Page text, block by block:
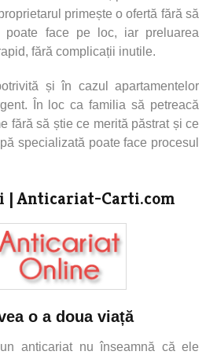
primește o ofertă fără să
face pe loc, iar preluarea
fără complicații inutile.
și în cazul apartamentelor
În loc ca familia să petreacă
fără să știe ce merită păstrat și ce
specializată poate face procesul
| Anticariat-Carti.com
o a doua viață
anticariat nu înseamnă că ele